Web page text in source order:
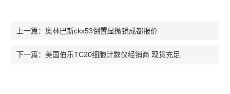
上一篇：奥林巴斯ckx53倒置显微镜成都报价
下一篇：美国伯乐TC20细胞计数仪经销商 现货充足